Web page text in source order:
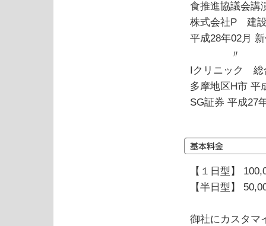
食推進協議会講
株式会社P 建
平成28年02月
〃
Iクリニック 総
多摩地区H市 平
SG証券 平成27
【１日型】
【半日型】
御社にカスタマ